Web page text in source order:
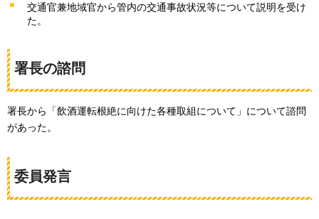
交通官兼地域官から管内の交通事故状況等について説明を受け
た。
署長の諮問
署長から「飲酒運転根絶に向けた各種取組について」について諮問
があった。
委員発言